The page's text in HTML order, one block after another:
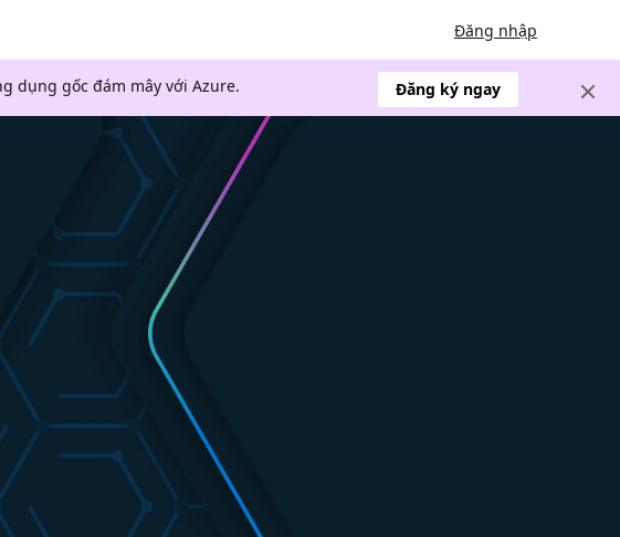
Đăng nhập
dụng gốc đám mây với Azure. Đăng ký ngay